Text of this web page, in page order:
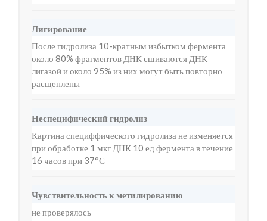
Лигирование
После гидролиза 10-кратным избытком фермента
около 80% фрагментов ДНК сшиваются ДНК
лигазой и около 95% из них могут быть повторно
расщеплены
Неспецифический гидролиз
Картина специффического гидролиза не изменяется
при обработке 1 мкг ДНК 10 ед фермента в течение
16 часов при 37°С
Чувствительность к метилированию
не проверялось